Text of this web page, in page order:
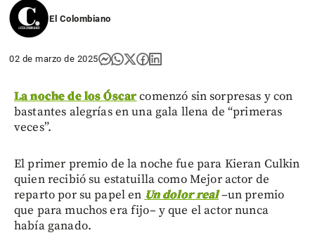
El Colombiano
02 de marzo de 2025
La noche de los Óscarcomenzó sin sorpresas y con
bastantes alegrías en una gala llena de “primeras
veces”.
El primer premio de la noche fue para Kieran Culkin
quien recibió su estatuilla como Mejor actor de
reparto por su papel en Un dolor real–un premio
que para muchos era fijo– y que el actor nunca
había ganado.